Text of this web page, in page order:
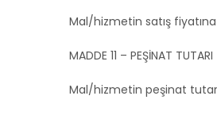
Mal/hizmetin satış
MADDE 11 – PEŞİNAT TUTARI
Mal/hizmetin peşinat